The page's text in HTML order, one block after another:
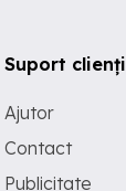
Suport clienți
Ajutor
Contact
Publicitate